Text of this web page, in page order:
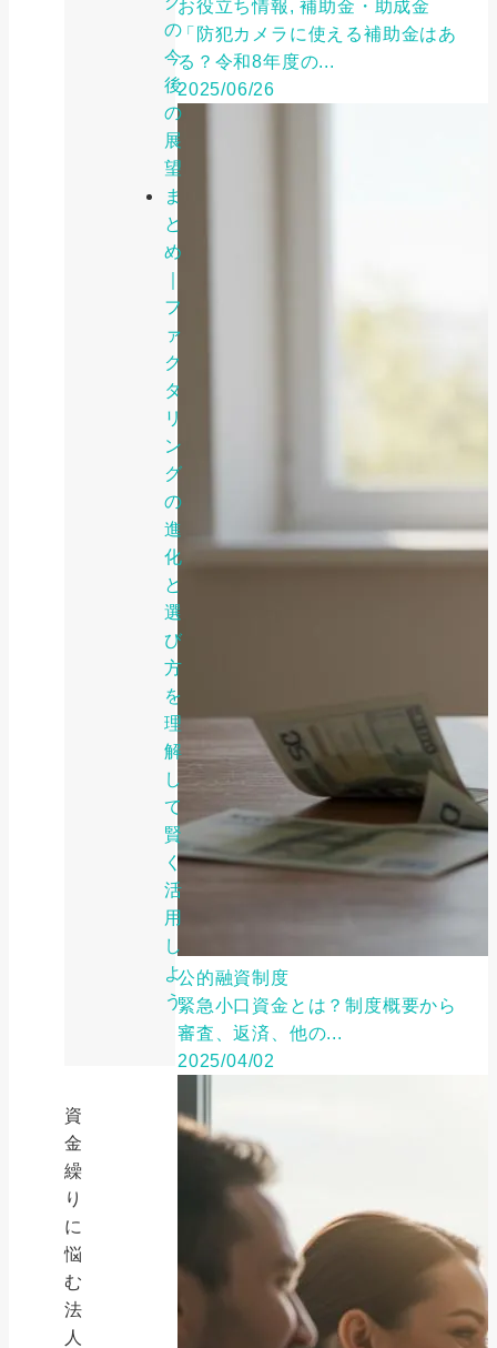
の
今
後
の
展
望
ま
と
め
フ
ァ
ク
タ
リ
ン
グ
の
進
化
と
選
び
方
を
理
解
し
て
賢
く
活
用
し
よ
う
資
金
繰
り
に
悩
む
法
人
お役立ち情報, 補助金・助成金
「防犯カメラに使える補助金はあ
る？令和8年度の...
2025/06/26
公的融資制度
緊急小口資金とは？制度概要から
審査、返済、他の...
2025/04/02